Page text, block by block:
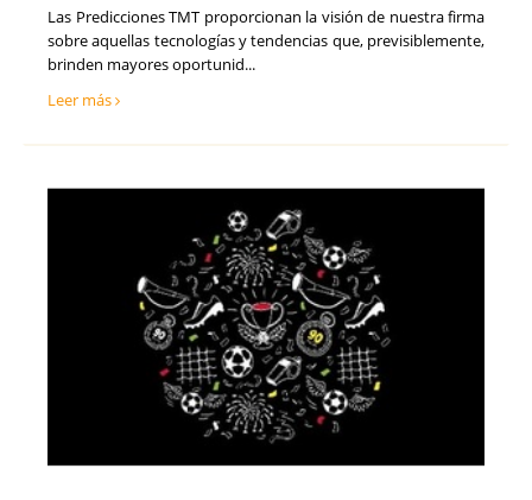
Las Predicciones TMT proporcionan la visión de nuestra firma
sobre aquellas tecnologías y tendencias que, previsiblemente,
brinden mayores oportunid...
Leer más